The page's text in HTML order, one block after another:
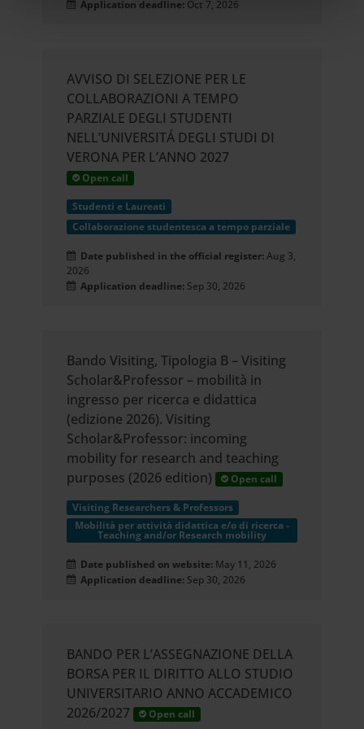
Application deadline: Oct 7, 2026
AVVISO DI SELEZIONE PER LE
COLLABORAZIONI A TEMPO
PARZIALE DEGLI STUDENTI
NELL’UNIVERSITÁ DEGLI STUDI DI
VERONA PER L’ANNO 2027
Open call
Studenti e Laureati
Collaborazione studentesca a tempo parziale
Date published in the official register:Aug 3,
2026
Application deadline: Sep 30, 2026
Bando Visiting, Tipologia B – Visiting
Scholar&Professor – mobilità in
ingresso per ricerca e didattica
(edizione 2026). Visiting
Scholar&Professor: incoming
mobility for research and teaching
purposes (2026 edition)
Open call
Visiting Researchers & Professors
Mobilità per attività didattica e/o di ricerca -
Teaching and/or Research mobility
Date published on website: May 11, 2026
Application deadline: Sep 30, 2026
BANDO PER L’ASSEGNAZIONE DELLA
BORSA PER IL DIRITTO ALLO STUDIO
UNIVERSITARIO ANNO ACCADEMICO
2026/2027
Open call